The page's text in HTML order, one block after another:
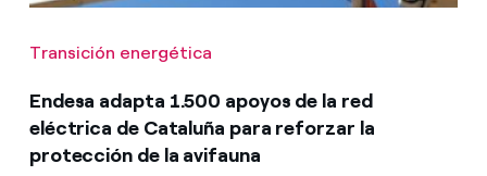
Transición energética
Endesa adapta 1.500 apoyos de la red
eléctrica de Cataluña para reforzar la
protección de la avifauna